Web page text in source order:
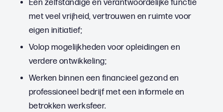
Een zelfstandige en verantwoordelijke functie
met veel vrijheid, vertrouwen en ruimte voor
eigen initiatief;
Volop mogelijkheden voor opleidingen en
verdere ontwikkeling;
Werken binnen een financieel gezond en
professioneel bedrijf met een informele en
betrokken werksfeer.